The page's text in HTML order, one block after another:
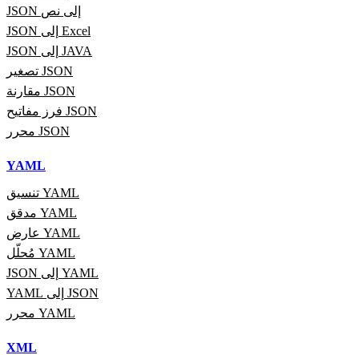
JSON إلى نص
JSON إلى Excel
JSON إلى JAVA
تصغير JSON
مقارنة JSON
فرز مفاتيح JSON
محرر JSON
YAML
تنسيق YAML
مدقق YAML
عارض YAML
مُحلّل YAML
JSON إلى YAML
YAML إلى JSON
محرر YAML
XML